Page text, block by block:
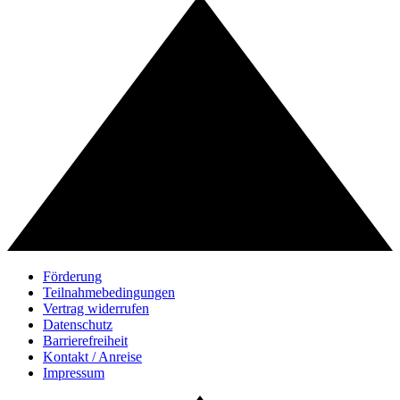
Förderung
Teilnahmebedingungen
Vertrag widerrufen
Datenschutz
Barrierefreiheit
Kontakt / Anreise
Impressum